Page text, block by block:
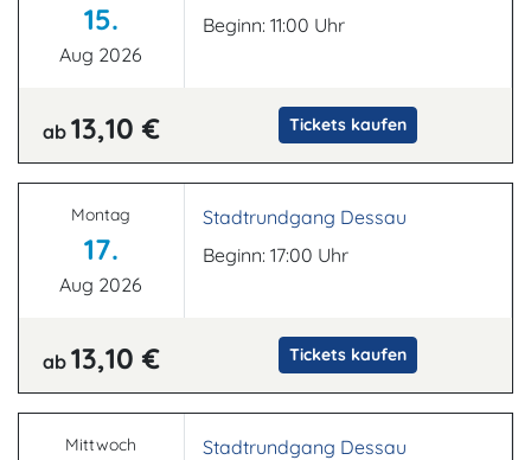
15.
Aug 2026
Beginn: 11:00 Uhr
ab 13,10 € Tickets kaufen
Montag
17.
Aug 2026
Stadtrundgang Dessau
Beginn: 17:00 Uhr
ab 13,10 € Tickets kaufen
Mittwoch
Stadtrundgang Dessau